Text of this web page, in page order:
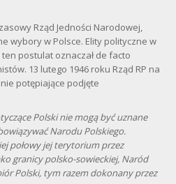
Rząd Jedności Narodowej,
wybory w Polsce. Elity polityczne w
postulat oznaczał de facto
13 lutego 1946 roku Rząd RP na
potępiające podjęte
Polski nie mogą być uznane
Narodu Polskiego.
połowy jej terytorium przez
granicy polsko-sowieckiej, Naród
Polski, tym razem dokonany przez